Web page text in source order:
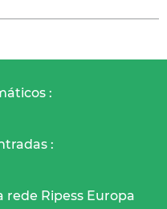
:
:
rede Ripess Europa